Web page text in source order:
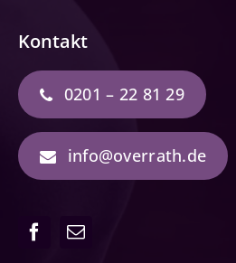
Kontakt
0201 – 22 81 29
info@overrath.de